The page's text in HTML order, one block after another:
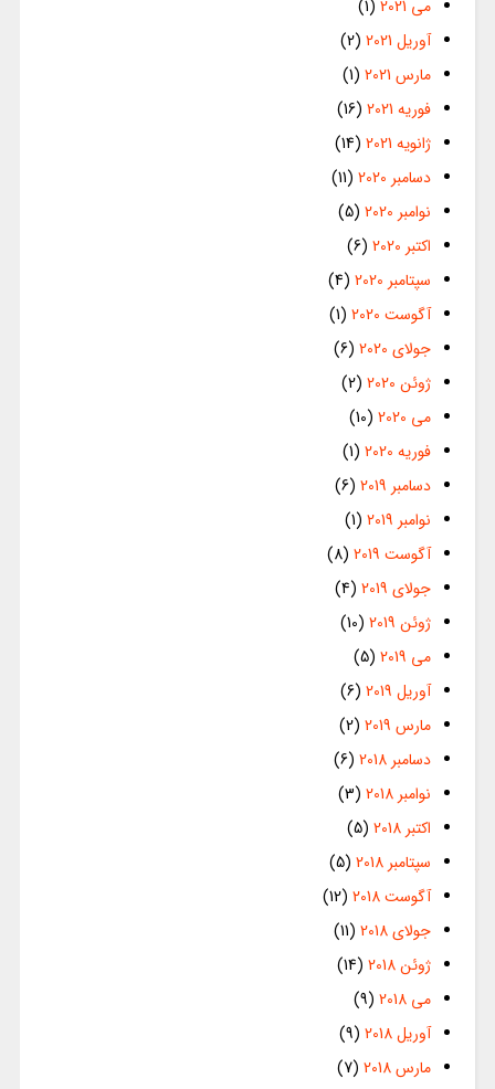
می 2021
(1)
آوریل 2021
(2)
مارس 2021
(1)
فوریه 2021
(16)
ژانویه 2021
(14)
دسامبر 2020
(11)
نوامبر 2020
(5)
اکتبر 2020
(6)
سپتامبر 2020
(4)
آگوست 2020
(1)
جولای 2020
(6)
ژوئن 2020
(2)
می 2020
(10)
فوریه 2020
(1)
دسامبر 2019
(6)
نوامبر 2019
(1)
آگوست 2019
(8)
جولای 2019
(4)
ژوئن 2019
(10)
می 2019
(5)
آوریل 2019
(6)
مارس 2019
(2)
دسامبر 2018
(6)
نوامبر 2018
(3)
اکتبر 2018
(5)
سپتامبر 2018
(5)
آگوست 2018
(12)
جولای 2018
(11)
ژوئن 2018
(14)
می 2018
(9)
آوریل 2018
(9)
مارس 2018
(7)